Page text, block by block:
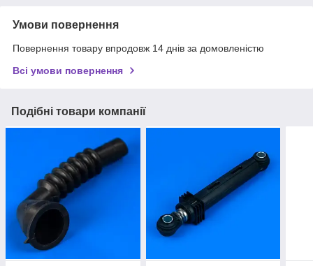
Умови повернення
Повернення товару впродовж 14 днів за домовленістю
Всі умови повернення
Подібні товари компанії